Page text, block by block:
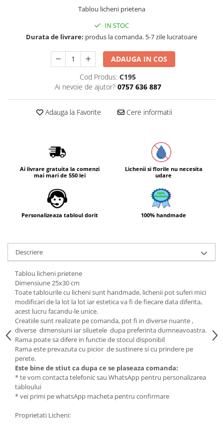
Tablou licheni prietena
IN STOC
Durata de livrare: produs la comanda. 5-7 zile lucratoare
ADAUGA IN COS
Cod Produs: C195
Ai nevoie de ajutor? 0757 636 887
Adauga la Favorite Cere informatii
Ai livrare gratuita la comenzi
mai mari de 550 lei
Lichenii si florile nu necesita
udare
Personalizeaza tabloul dorit 100% handmade
Descriere
Tablou licheni prietene
Dimensiune 25x30 cm
Toate tablourile cu licheni sunt handmade, lichenii pot suferi mici
modificari de la lot la lot iar estetica va fi de fiecare data diferita,
acest lucru facandu-le unice.
Creatiile sunt realizate pe comanda, pot fi in diverse nuante ,
diverse dimensiuni iar siluetele dupa preferinta dumneavoastra.
Rama poate sa difere in functie de stocul disponibil
Rama este prevazuta cu picior de sustinere si cu prindere pe
perete.
Este bine de stiut ca dupa ce se plaseaza comanda:
* te vom contacta telefonic sau WhatsApp pentru personalizarea
tabloului
* vei primi pe whatsApp macheta pentru confirmare
Proprietati Licheni: